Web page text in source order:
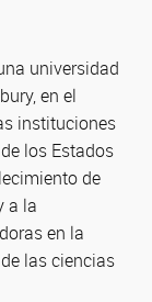
universidad
en el
instituciones
los Estados
de
a la
en la
las ciencias